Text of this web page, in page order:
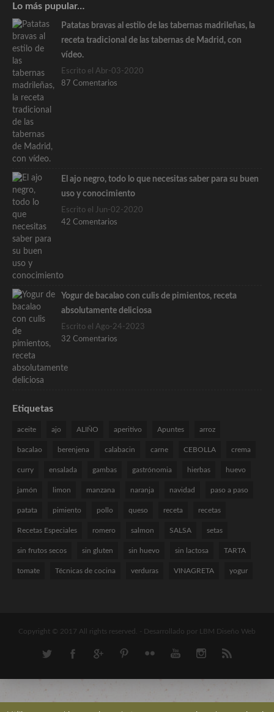
Lo más pupular…
Patatas bravas al estilo de las tabernas madrileñas, la
receta tradicional de las tabernas de Madrid, con
vídeo.
Escrito el Abr-03-2020
87 Comentarios
El ajo negro, todo lo que necesitas saber para su buen
uso y conocimiento
Escrito el Jun-02-2020
42 Comentarios
Yogur de bacalao con culis de pimientos, receta
absolutamente deliciosa
Escrito el Ago-24-2023
32 Comentarios
Etiquetas
aceite ajo ALIÑO aperitivo Apuntes arroz
bacalao berenjena calabacin carne CEBOLLA crema
curry ensalada gambas gastrónomia hierbas huevo
jamón limon manzana naranja navidad paso a paso
patata pimiento pollo queso receta recetas
Recetas Especiales romero salmon SALSA setas
sin frutos secos sin gluten sin huevo sin lactosa TARTA
tomate Técnicas de cocina verduras VINAGRETA yogur
Copyright © 2017 All rights reserved. - Desarrollado por LBM Diseño Web